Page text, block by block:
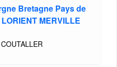
Bretagne Pays de
MERVILLE